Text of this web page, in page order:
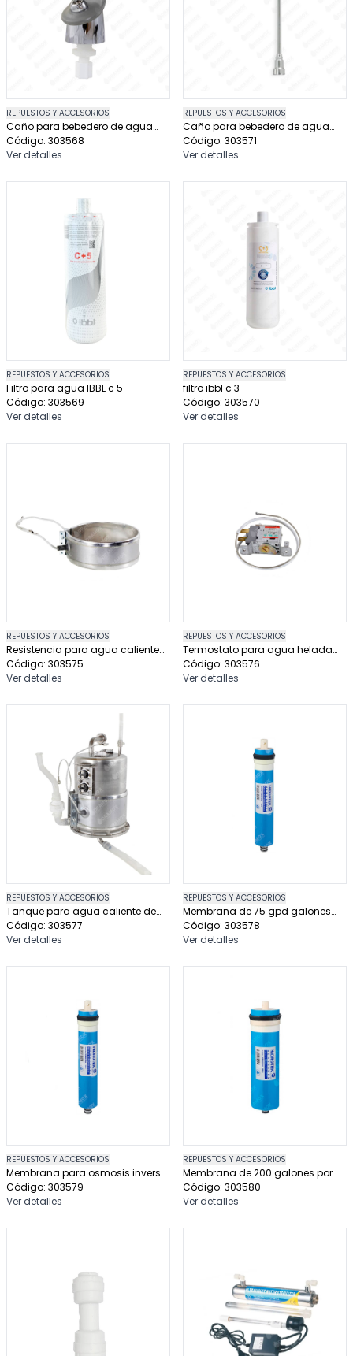
REPUESTOS Y ACCESORIOS
Caño para bebedero de agua
ibbl
Código: 303568
Ver detalles
REPUESTOS Y ACCESORIOS
Caño para bebedero de agua
ibbl llenador de botella
Código: 303571
Ver detalles
REPUESTOS Y ACCESORIOS
Filtro para agua IBBL c 5
Código: 303569
Ver detalles
REPUESTOS Y ACCESORIOS
filtro ibbl c 3
Código: 303570
Ver detalles
REPUESTOS Y ACCESORIOS
Resistencia para agua caliente
de dispensador de agua
Código: 303575
Ver detalles
REPUESTOS Y ACCESORIOS
Termostato para agua helada
de dispensador de agua
Código: 303576
Ver detalles
REPUESTOS Y ACCESORIOS
Tanque para agua caliente de
dispensador de agua
Código: 303577
Ver detalles
REPUESTOS Y ACCESORIOS
Membrana de 75 gpd galones
por dia marca hidrotek
Código: 303578
Ver detalles
REPUESTOS Y ACCESORIOS
Membrana para osmosis inversa
100 gpd
Código: 303579
Ver detalles
REPUESTOS Y ACCESORIOS
Membrana de 200 galones por
dia
Código: 303580
Ver detalles